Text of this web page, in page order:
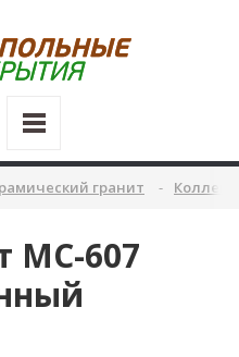
гранит
MC-607